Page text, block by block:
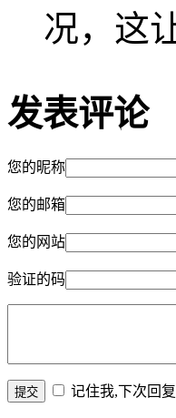
况，这
发表评论
您的昵称
您的邮箱
您的网站
验证的码
记住我,下次回